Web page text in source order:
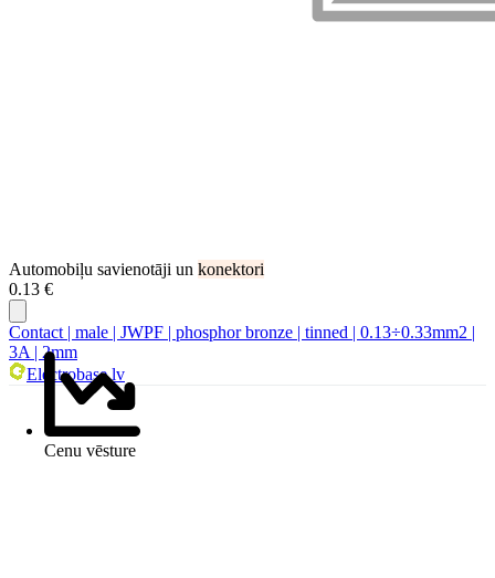
Automobiļu savienotāji un konektori
0.13 €
Cenu vēsture
Contact | male | JWPF | phosphor bronze | tinned | 0.13÷0.33mm2 |
3A | 2mm
Electrobase.lv